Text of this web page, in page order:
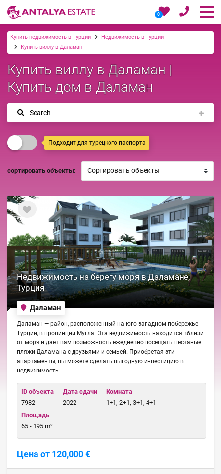
0
Купить недвижимость в Турции
Недвижимость в Турции
Купить виллу в Даламан
Купить виллу в Даламан |
Купить дом в Даламан
Search
Подходит для турецкого паспорта
сортировать объекты:
Недвижимость на берегу моря в Даламане,
Турция
Даламан
Даламан — район, расположенный на юго-западном побережье
Турции, в провинции Мугла. Эта недвижимость находится вблизи
от моря и дает вам возможность ежедневно посещать песчаные
пляжи Даламана с друзьями и семьей. Приобретая эти
апартаменты, вы можете сделать выгодную инвестицию в
недвижимость.
ID объекта
7982
Дата сдачи
2022
Комната
1+1, 2+1, 3+1, 4+1
Площадь
65 - 195 m²
Цена от 120,000 €